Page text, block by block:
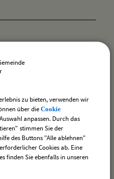
zu bieten, verwenden wir
über die Cookie
anpassen. Durch das
stimmen Sie der
des Buttons "Alle ablehnen"
Cookies ab. Eine
finden Sie ebenfalls in unseren